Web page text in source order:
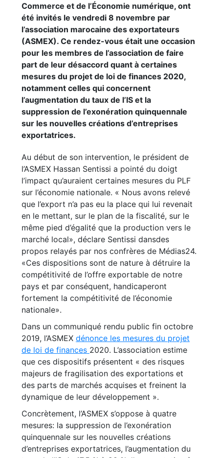
Commerce et de l’Économie numérique, ont
été invités le vendredi 8 novembre par
l’association marocaine des exportateurs
(ASMEX). Ce rendez-vous était une occasion
pour les membres de l’association de faire
part de leur désaccord quant à certaines
mesures du projet de loi de finances 2020,
notamment celles qui concernent
l’augmentation du taux de l’IS et la
suppression de l’exonération quinquennale
sur les nouvelles créations d’entreprises
exportatrices.
Au début de son intervention, le président de
l’ASMEX Hassan Sentissi a pointé du doigt
l’impact qu’auraient certaines mesures du PLF
sur l’économie nationale. « Nous avons relevé
que l’export n’a pas eu la place qui lui revenait
en le mettant, sur le plan de la fiscalité, sur le
même pied d’égalité que la production vers le
marché local», déclare Sentissi dansdes
propos relayés par nos confrères de Médias24.
«Ces dispositions sont de nature à détruire la
compétitivité de l’offre exportable de notre
pays et par conséquent, handicaperont
fortement la compétitivité de l’économie
nationale».
Dans un communiqué rendu public fin octobre
2019, l’ASMEX dénonce les mesures du projet
de loi de finances 2020. L’association estime
que ces dispositifs présentent « des risques
majeurs de fragilisation des exportations et
des parts de marchés acquises et freinent la
dynamique de leur développement ».
Concrètement, l’ASMEX s’oppose à quatre
mesures: la suppression de l’exonération
quinquennale sur les nouvelles créations
d’entreprises exportatrices, l’augmentation du